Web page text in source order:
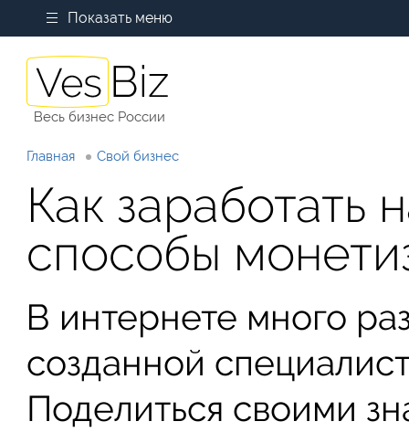
Показать меню
Весь бизнес России
Главная Свой бизнес
Как заработать
способы
В интернете много
созданной
Поделиться своими